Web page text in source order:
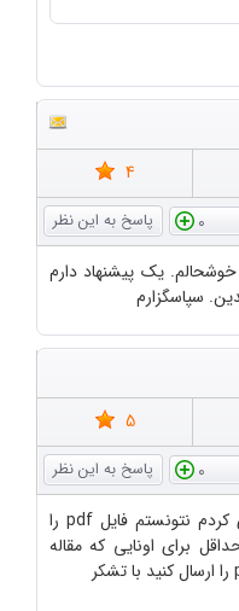
4
0
یک پیشنهاد دارم
سپاسگزارم
5
0
برای دریافت مجله شماره 15 هر کاری کردم نتونستم فایل pdf را
برای اونایی که مقاله